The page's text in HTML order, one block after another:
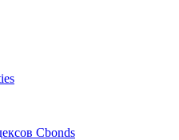
Cbonds